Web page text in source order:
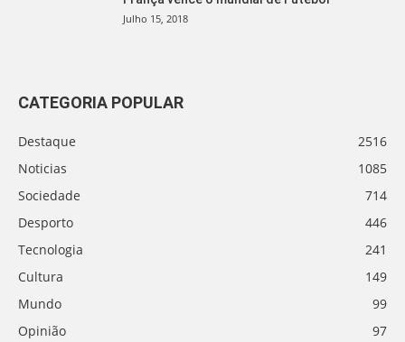
Julho 15, 2018
CATEGORIA POPULAR
Destaque
2516
Noticias
1085
Sociedade
714
Desporto
446
Tecnologia
241
Cultura
149
Mundo
99
Opinião
97